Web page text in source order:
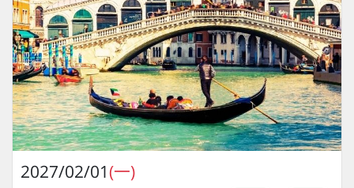
2027/02/01(一)